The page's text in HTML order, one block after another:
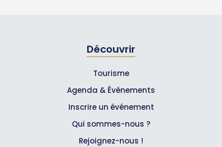
Découvrir
Tourisme
Agenda & Événements
Inscrire un événement
Qui sommes-nous ?
Rejoignez-nous !